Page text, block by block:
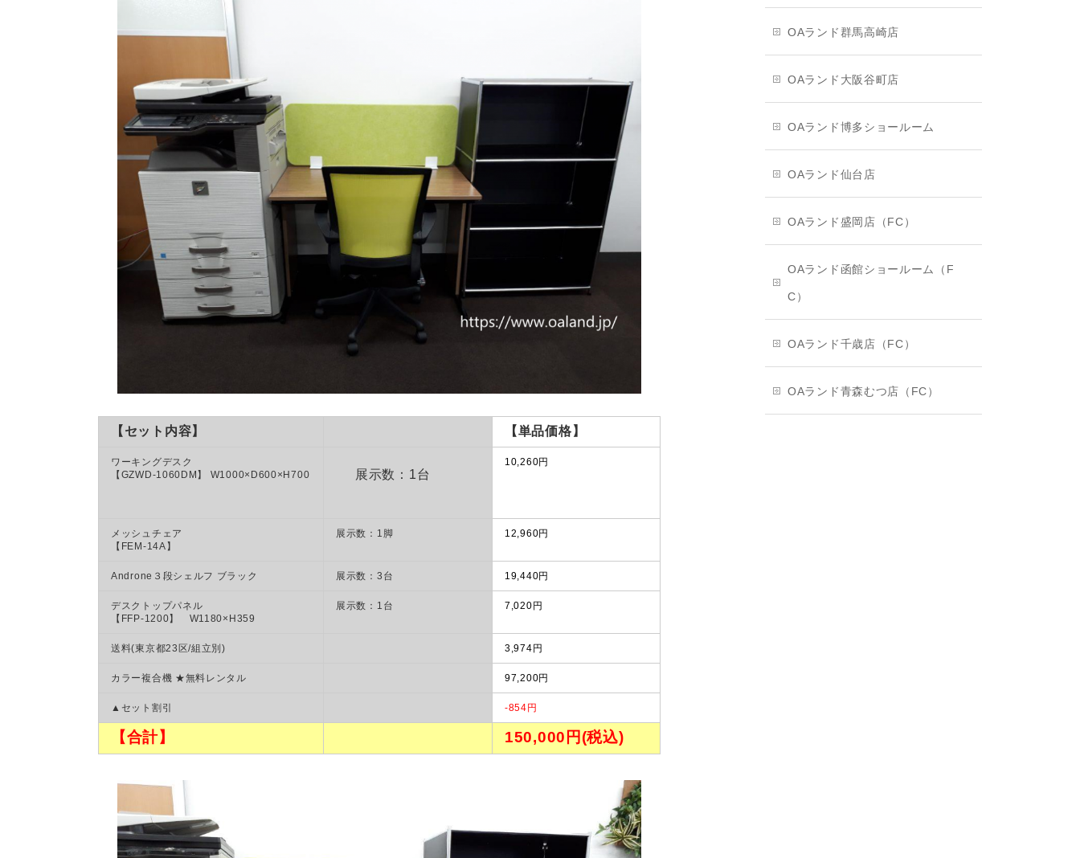
【セット内容】 【単品価格】
ワーキングデスク
【GZWD-1060DM】 W1000×D600×H700
展示数：1台
10,260円
メッシュチェア
【FEM-14A】
展示数：1脚 12,960円
Androne３段シェルフ ブラック 展示数：3台 19,440円
デスクトップパネル
【FFP-1200】 W1180×H359
展示数：1台 7,020円
送料(東京都23区/組立別) 3,974円
カラー複合機 ★無料レンタル 97,200円
▲セット割引 -854円
【合計】 150,000円(税込)
OAランド群馬高崎店
OAランド大阪谷町店
OAランド博多ショールーム
OAランド仙台店
OAランド盛岡店（FC）
OAランド函館ショールーム（F
C）
OAランド千歳店（FC）
OAランド青森むつ店（FC）